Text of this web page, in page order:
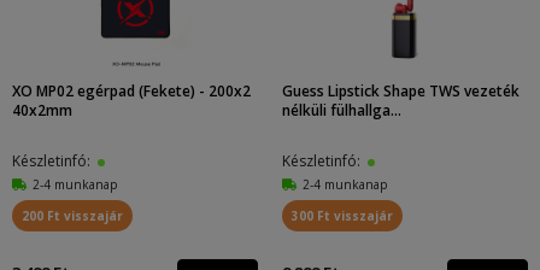
XO MP02 egérpad (Fekete) - 200x2
40x2mm
Készletinfó:
2-4 munkanap
200 Ft visszajár
Guess Lipstick Shape TWS vezeték
nélküli fülhallga...
Készletinfó:
2-4 munkanap
300 Ft visszajár